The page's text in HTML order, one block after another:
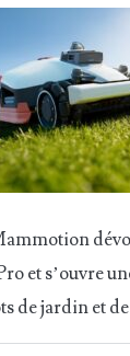
et s’ouvre
de jardin et